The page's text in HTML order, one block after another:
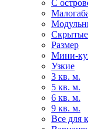
С
Размер
Мини-
Узкие
3 кв. м.
5 кв. м.
6 кв. м.
9 кв. м.
Все для